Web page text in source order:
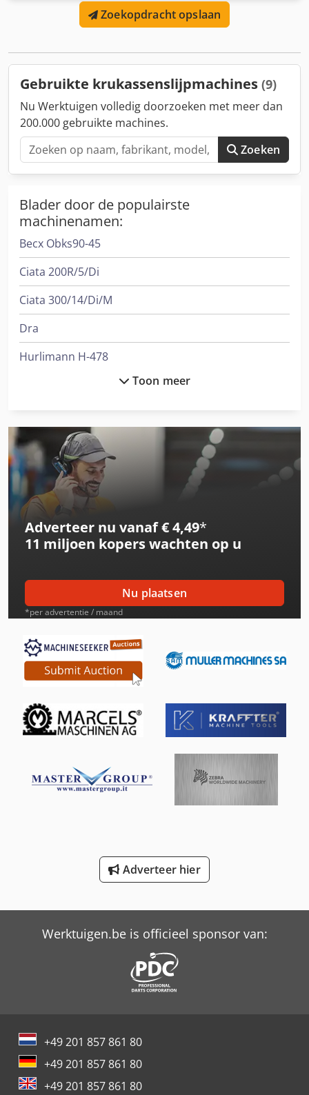
plaatsbepaler Dubbele CBN slijpschijven Roterende
Dresser Kop Achteraanslag Rittal AC-units Dcjdpsrtrxxefx
Zoekopdracht opslaan
Gebruikte krukassenslijpmachines (9)
Nu Werktuigen volledig doorzoeken met meer dan
200.000 gebruikte machines.
Zoeken
Blader door de populairste
machinenamen:
Becx Obks90-45
Ciata 200R/5/Di
Ciata 300/14/Di/M
Dra
Hurlimann H-478
International 3688
International 433
International 453
International 654
Job-Mann 200-35
Knegt Kmvhd 140 Verstek
Knegt Wb 120
Knegt Wb 150
Knikmops Km 70
Knikmops Km 85
Knikmops Km 90 Te
New Holland-Kobelco
Toon meer
Adverteer nu vanaf € 4,49*
11 miljoen koperswachten op u
Nu plaatsen
*per advertentie / maand
Adverteer hier
Werktuigen.be is officieel sponsor van:
+49 201 857 861 80
+49 201 857 861 80
+49 201 857 861 80